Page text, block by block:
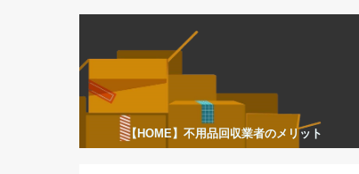
【HOME】不用品回収業者のメリット